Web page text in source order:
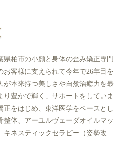
県柏市の小顔と身体の歪み矯正専門
お客様に支えられて今年で26年目を
が本来持つ美しさや自然治癒力を最
り豊かで輝く」サポートをしていま
正をはじめ、東洋医学をベースとし
整体、アーユルヴェーダオイルマッ
キネスティックセラピー（姿勢改